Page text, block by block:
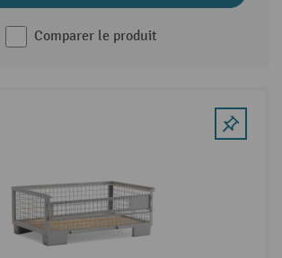
Comparer le produit